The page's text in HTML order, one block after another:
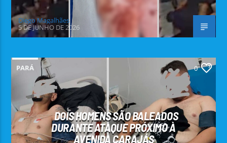
Diego Magalhães
5 DE JUNHO DE 2026
PARÁ 0
DOIS HOMENS SÃO BALEADOS
DURANTE ATAQUE PRÓXIMO À
AVENIDA CARAJÁS